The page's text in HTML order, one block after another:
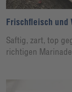
Frischfleisch und
Saftig, zart, top
richtigen